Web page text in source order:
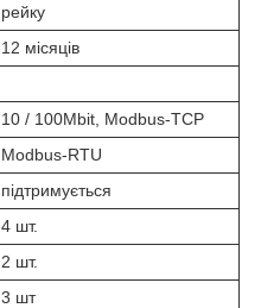
рейку
12 місяців
10 / 100Mbit, Modbus-TCP
Modbus-RTU
підтримується
4 шт.
2 шт.
3 шт